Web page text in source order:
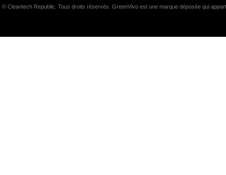
© Cleantech Republic. Tous droits réservés. GreenVivo est une marque déposée qui